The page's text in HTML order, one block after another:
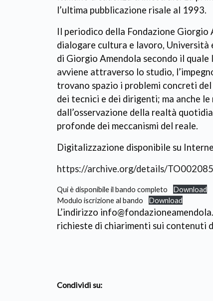
l’ultima pubblicazione risale al 1993.
Il periodico della Fondazione Giorgio
dialogare cultura e lavoro, Università
di Giorgio Amendola secondo il quale
avviene attraverso lo studio,
trovano spazio i problemi concreti
dei tecnici e dei dirigenti; ma anche
dall’osservazione della realtà
profonde dei meccanismi del reale.
Digitalizzazione disponibile su
https://archive.org/details/
Qui è disponibile il bando completo
Download
Modulo iscrizione al bando
Download
L’indirizzo
richieste di chiarimenti sui contenuti
Condividi su: